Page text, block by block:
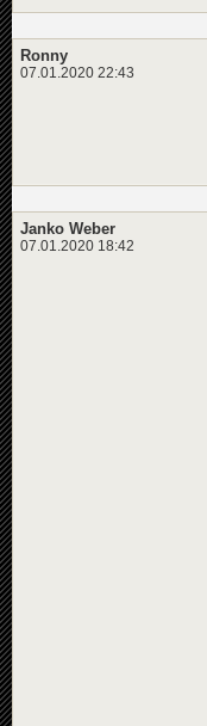
Ronny
07.01.2020 22:43
Janko Weber
07.01.2020 18:42